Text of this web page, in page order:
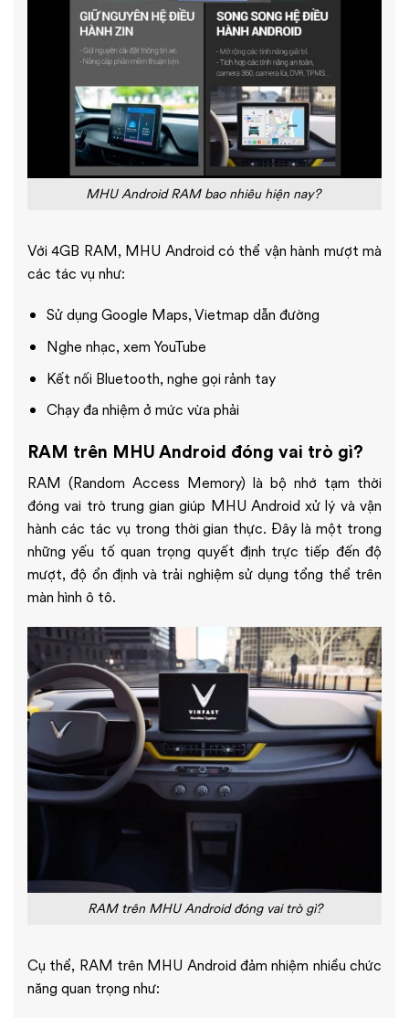
MHU Android RAM bao nhiêu hiện nay?
Với 4GB RAM, MHU Android có thể vận hành mượt mà
các tác vụ như:
Sử dụng Google Maps, Vietmap dẫn đường
Nghe nhạc, xem YouTube
Kết nối Bluetooth, nghe gọi rảnh tay
Chạy đa nhiệm ở mức vừa phải
RAM trên MHU Android đóng vai trò gì?
RAM (Random Access Memory) là bộ nhớ tạm thời
đóng vai trò trung gian giúp MHU Android xử lý và vận
hành các tác vụ trong thời gian thực. Đây là một trong
những yếu tố quan trọng quyết định trực tiếp đến độ
mượt, độ ổn định và trải nghiệm sử dụng tổng thể trên
màn hình ô tô.
RAM trên MHU Android đóng vai trò gì?
Cụ thể, RAM trên MHU Android đảm nhiệm nhiều chức
năng quan trọng như: